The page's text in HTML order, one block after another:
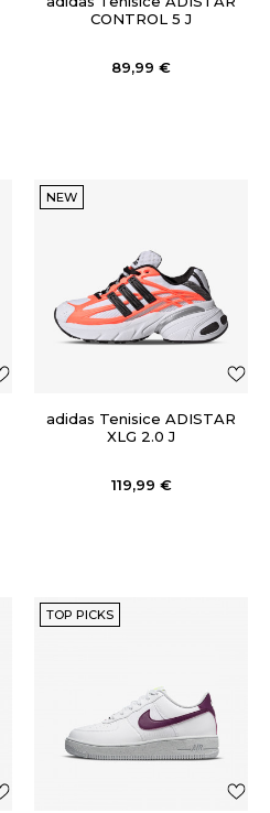
CONTROL 5 J
89,99 €
NEW
adidas Tenisice ADISTAR
XLG 2.0 J
119,99 €
TOP PICKS